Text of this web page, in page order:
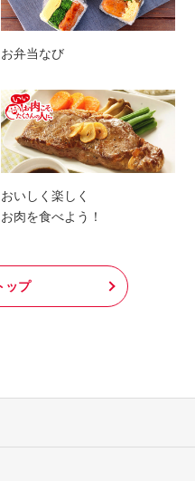
お弁当なび
おいしく楽しく
お肉を食べよう！
ップ